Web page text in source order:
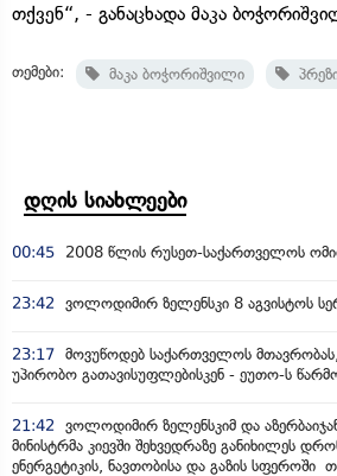
თქვენ“, - განაცხადა მაკა
თემები: მაკა ბოჭორიშვილი
დღის სიახლეები
00:45 2008 წლის რუსეთ-საქართველოს
23:42 ვოლოდიმირ ზელენსკი 8 აგვისტოს
23:17 მოვუწოდებ საქართველოს
უპირობო გათავისუფლებისკენ - ეუთო-ს
21:42
ვოლოდიმირ ზელენსკიმ და
მინისტრმა კიევში შეხვედრაზე განიხილეს
ენერგეტიკის, ნავთობისა და გაზის სფეროში